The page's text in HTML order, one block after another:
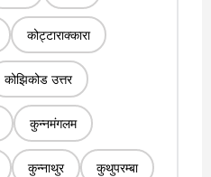
कोट्टाराक्कारा
कोझिकोड उत्तर
कुन्नमंगलम
कुन्नाथुर कुथुपरम्बा